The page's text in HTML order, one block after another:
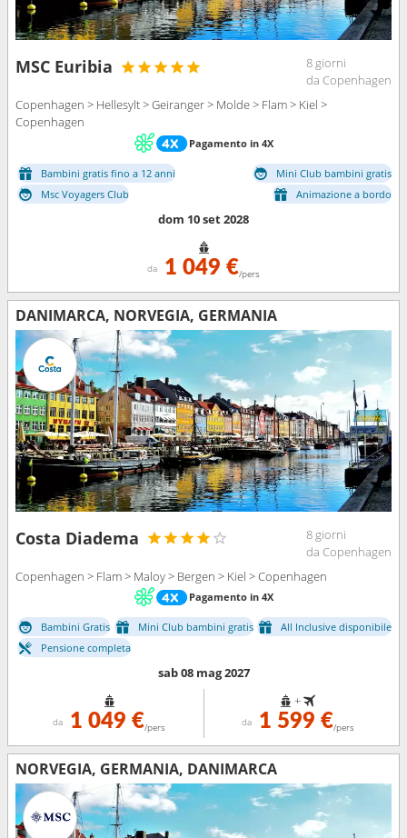
MSC Euribia
8 giorni
da Copenhagen
Copenhagen > Hellesylt > Geiranger > Molde > Flam > Kiel >
Copenhagen
Pagamento in 4X
Bambini gratis fino a 12 anni
Mini Club bambini gratis
Msc Voyagers Club
Animazione a bordo
dom 10 set 2028
da 1 049 €/pers
DANIMARCA, NORVEGIA, GERMANIA
Costa Diadema
8 giorni
da Copenhagen
Copenhagen > Flam > Maloy > Bergen > Kiel > Copenhagen
Pagamento in 4X
Bambini Gratis Mini Club bambini gratis
All Inclusive disponibile
Pensione completa
sab 08 mag 2027
da 1 049 €/pers
+
da 1 599 €/pers
NORVEGIA, GERMANIA, DANIMARCA